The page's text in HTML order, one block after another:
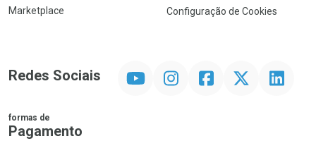
Marketplace
Configuração de Cookies
Redes Sociais InstagramFacebookTwitter Linkedin
formas de
Pagamento